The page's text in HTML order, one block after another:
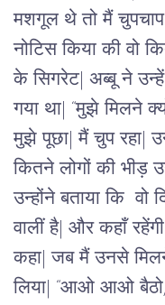
मशगूल थे तो मैं चुपचाप
नोटिस किया की वो
के सिगरेट| अब्बू ने
गया था| “मुझे मिलने
मुझे पूछा| मैं चुप रहा|
कितने लोगों की भीड़
उन्होंने बताया कि वो
वालीं है| और कहाँ
कहा| जब मैं उनसे
लिया| “आओ आओ बैठो,